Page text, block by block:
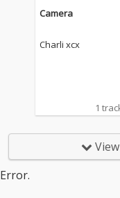
を告げたチャーリー
ｃｘの新しい時代は
マにし、文字通り“
ラブカルチャー／
モードだけでなく、
荒々しく歪んだギ
Camera
Charli xcx
1
Error.